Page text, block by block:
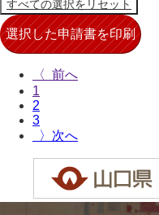
〈
1
2
3
〉